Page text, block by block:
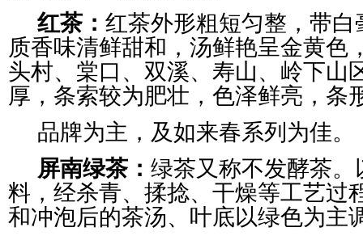
红茶： 红茶外形粗短匀整，带
质香味清鲜甜和，汤鲜艳呈金黄色
头村、棠口、双溪、寿山、岭下山
厚，条索较为肥壮，色泽鲜亮，条
品牌为主，及如来春系列为佳。
屏南绿茶： 绿茶又称不发酵茶
料，经杀青、揉捻、干燥等工艺过
和冲泡后的茶汤、叶底以绿色为主